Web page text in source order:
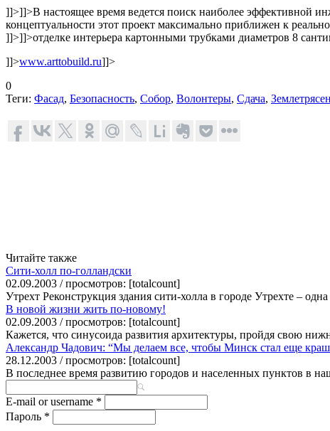
]]>]]>В настоящее время ведется поиск наиболее эффективной
концептуальности этот проект максимально приближен к
]]>]]>отделке интерьера картонными трубками диаметров 8
]]>www.arttobuild.ru]]>
0
Теги: Фасад, Безопасность, Собор, Волонтеры, Сдача,
Читайте также
Сити-холл по-голландски
02.09.2003 / просмотров: [totalcount]
Утрехт Реконструкция здания сити-холла в городе Утрехте –
В новой жизни жить по-новому!
02.09.2003 / просмотров: [totalcount]
Кажется, что синусоида развития архитектуры, пройдя свою
Александр Чадович: “Мы делаем все, чтобы Минск стал еще
28.12.2003 / просмотров: [totalcount]
В последнее время развитию городов и населенных пунктов в
E-mail or username *
Пароль *